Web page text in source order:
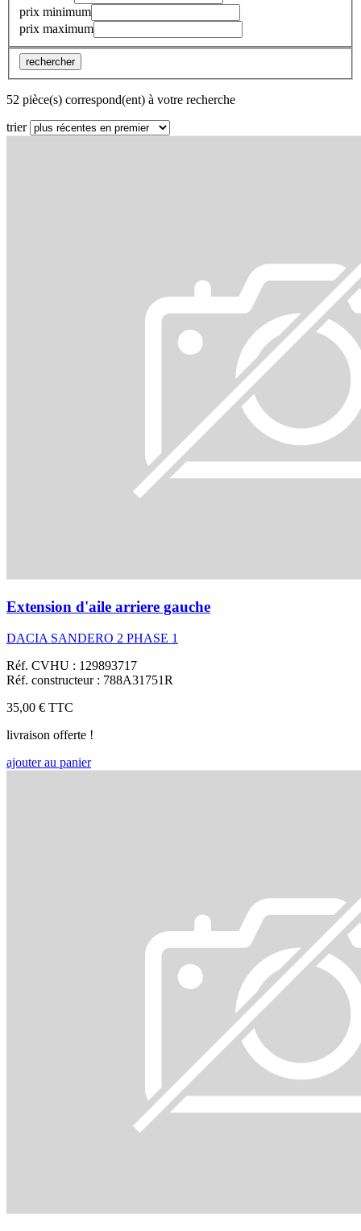
prix minimum
prix maximum
rechercher
52 pièce(s) correspond(ent) à votre recherche
trier
Extension d'aile arriere gauche
DACIA SANDERO 2 PHASE 1
Réf. CVHU : 129893717
Réf. constructeur : 788A31751R
35,00 € TTC
livraison offerte !
ajouter au panier